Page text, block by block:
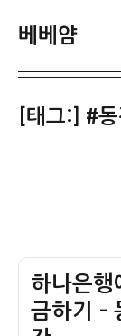
베베얌
[태그:] #
하나은행
금하기 –